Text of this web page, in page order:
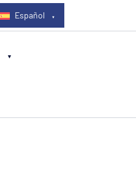
Español